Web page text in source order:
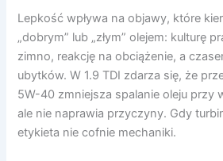
Lepkość wpływa na objawy, które
„dobrym” lub „złym” olejem: kulturę
zimno, reakcję na obciążenie, a
ubytków. W 1.9 TDI zdarza się, że
5W-40 zmniejsza spalanie oleju przy
ale nie naprawia przyczyny. Gdy
etykieta nie cofnie mechaniki.